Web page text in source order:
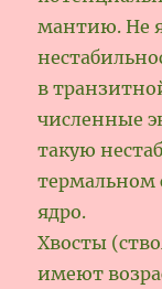
мантию. Не
в
численные
такую
термальном
ядро.
Хвосты
имеют